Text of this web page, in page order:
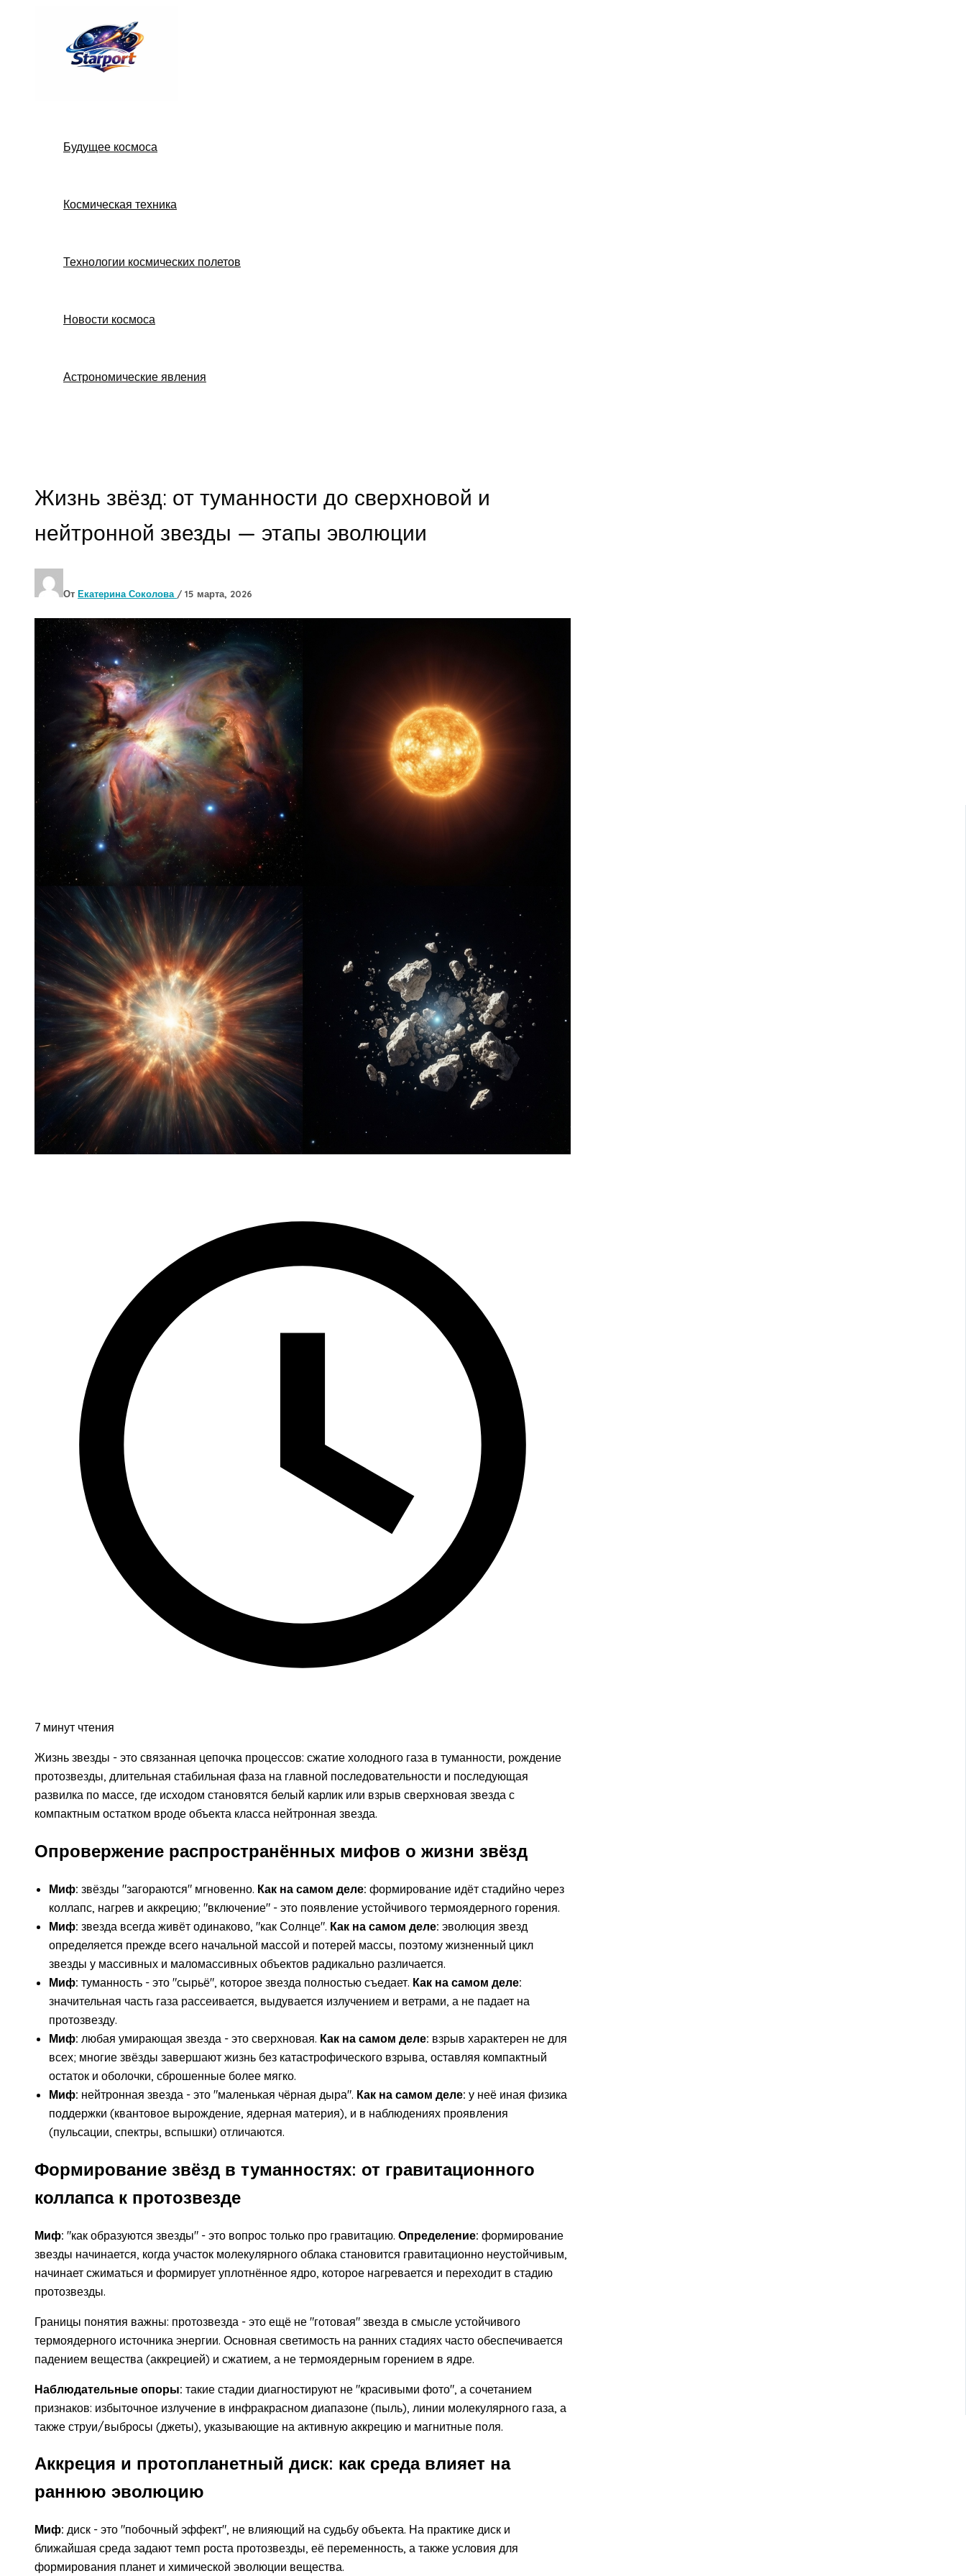
содержимому
Будущее космоса
Космическая техника
Технологии космических полетов
Новости космоса
Астрономические явления
Жизнь звёзд: от туманности до сверхновой и
нейтронной звезды — этапы эволюции
От Екатерина Соколова / 15 марта, 2026
7 минут чтения
Жизнь звезды - это связанная цепочка процессов: сжатие холодного газа в туманности, рождение
протозвезды, длительная стабильная фаза на главной последовательности и последующая
развилка по массе, где исходом становятся белый карлик или взрыв сверхновая звезда с
компактным остатком вроде объекта класса нейтронная звезда.
Опровержение распространённых мифов о жизни звёзд
Миф: звёзды "загораются" мгновенно. Как на самом деле: формирование идёт стадийно через
коллапс, нагрев и аккрецию; "включение" - это появление устойчивого термоядерного горения.
Миф: звезда всегда живёт одинаково, "как Солнце". Как на самом деле: эволюция звезд
определяется прежде всего начальной массой и потерей массы, поэтому жизненный цикл
звезды у массивных и маломассивных объектов радикально различается.
Миф: туманность - это "сырьё", которое звезда полностью съедает. Как на самом деле:
значительная часть газа рассеивается, выдувается излучением и ветрами, а не падает на
протозвезду.
Миф: любая умирающая звезда - это сверхновая. Как на самом деле: взрыв характерен не для
всех; многие звёзды завершают жизнь без катастрофического взрыва, оставляя компактный
остаток и оболочки, сброшенные более мягко.
Миф: нейтронная звезда - это "маленькая чёрная дыра". Как на самом деле: у неё иная физика
поддержки (квантовое вырождение, ядерная материя), и в наблюдениях проявления
(пульсации, спектры, вспышки) отличаются.
Формирование звёзд в туманностях: от гравитационного
коллапса к протозвезде
Миф: "как образуются звезды" - это вопрос только про гравитацию. Определение: формирование
звезды начинается, когда участок молекулярного облака становится гравитационно неустойчивым,
начинает сжиматься и формирует уплотнённое ядро, которое нагревается и переходит в стадию
протозвезды.
Границы понятия важны: протозвезда - это ещё не "готовая" звезда в смысле устойчивого
термоядерного источника энергии. Основная светимость на ранних стадиях часто обеспечивается
падением вещества (аккрецией) и сжатием, а не термоядерным горением в ядре.
Наблюдательные опоры: такие стадии диагностируют не "красивыми фото", а сочетанием
признаков: избыточное излучение в инфракрасном диапазоне (пыль), линии молекулярного газа, а
также струи/выбросы (джеты), указывающие на активную аккрецию и магнитные поля.
Аккреция и протопланетный диск: как среда влияет на
раннюю эволюцию
Миф: диск - это "побочный эффект", не влияющий на судьбу объекта. На практике диск и
ближайшая среда задают темп роста протозвезды, её переменность, а также условия для
формирования планет и химической эволюции вещества.